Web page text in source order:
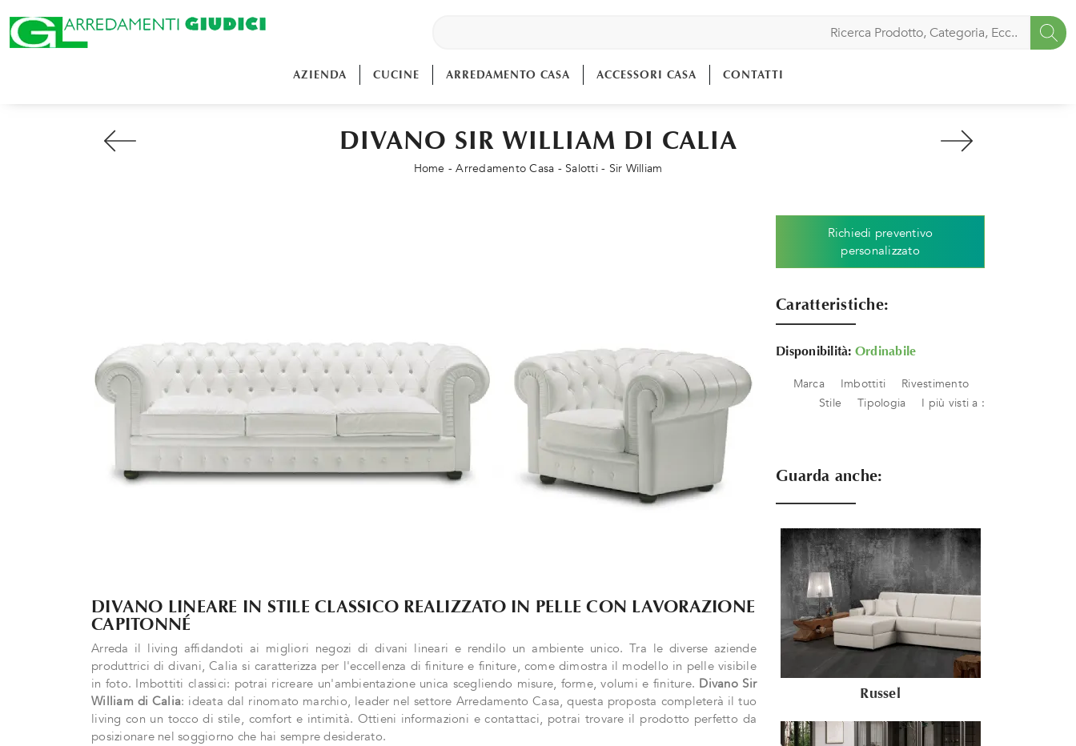
AZIENDA CUCINE ARREDAMENTO CASA ACCESSORI CASA CONTATTI
DIVANO SIR WILLIAM DI CALIA
Home -Arredamento Casa - Salotti - Sir William
DIVANO LINEARE IN STILE CLASSICO REALIZZATO IN PELLE CON LAVORAZIONE
CAPITONNÉ
Arreda il living affidandoti ai migliori negozi di divani lineari e rendilo un ambiente unico. Tra le diverse aziende
produttrici di divani, Calia si caratterizza per l'eccellenza di finiture e finiture, come dimostra il modello in pelle visibile
in foto. Imbottiti classici: potrai ricreare un'ambientazione unica scegliendo misure, forme, volumi e finiture. Divano Sir
William di Calia: ideata dal rinomato marchio, leader nel settore Arredamento Casa, questa proposta completerà il tuo
living con un tocco di stile, comfort e intimità. Ottieni informazioni e contattaci, potrai trovare il prodotto perfetto da
posizionare nel soggiorno che hai sempre desiderato.
Richiedi preventivo
personalizzato
Caratteristiche:
Disponibilità: Ordinabile
Marca Imbottiti
Rivestimento
Stile
Tipologia I più visti a :
Guarda anche:
Russel